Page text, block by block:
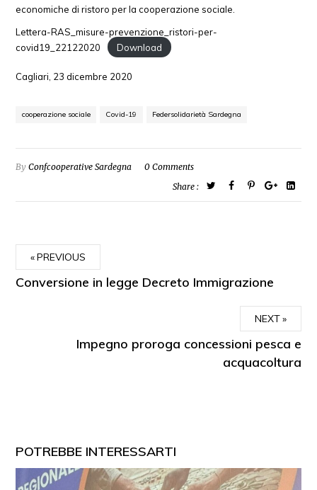
economiche di ristoro per la cooperazione sociale.
Lettera-RAS_misure-prevenzione_ristori-per-
covid19_22122020
Download
Cagliari, 23 dicembre 2020
cooperazione sociale Covid-19 Federsolidarietà Sardegna
ByConfcooperative Sardegna
0 Comments
Share :
PREVIOUS
Conversione in legge Decreto Immigrazione
NEXT
Impegno proroga concessioni pesca e
acquacoltura
POTREBBE INTERESSARTI